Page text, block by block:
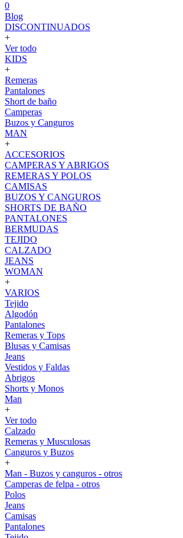
0
Blog
DISCONTINUADOS
+
Ver todo
KIDS
+
Remeras
Pantalones
Short de baño
Camperas
Buzos y Canguros
MAN
+
ACCESORIOS
CAMPERAS Y ABRIGOS
REMERAS Y POLOS
CAMISAS
BUZOS Y CANGUROS
SHORTS DE BAÑO
PANTALONES
BERMUDAS
TEJIDO
CALZADO
JEANS
WOMAN
+
VARIOS
Tejido
Algodón
Pantalones
Remeras y Tops
Blusas y Camisas
Jeans
Vestidos y Faldas
Abrigos
Shorts y Monos
Man
+
Ver todo
Calzado
Remeras y Musculosas
Canguros y Buzos
+
Man - Buzos y canguros - otros
Camperas de felpa - otros
Polos
Jeans
Camisas
Pantalones